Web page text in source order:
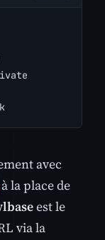
avec
à la place de
est le
via la